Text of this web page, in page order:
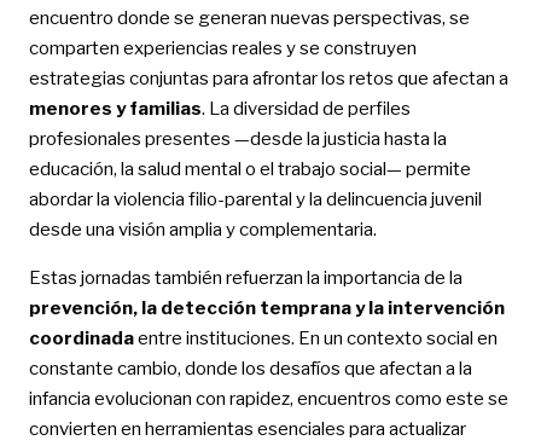
encuentro donde se generan nuevas perspectivas, se
comparten experiencias reales y se construyen
estrategias conjuntas para afrontar los retos que afectan a
menores y familias. La diversidad de perfiles
profesionales presentes —desde la justicia hasta la
educación, la salud mental o el trabajo social— permite
abordar la violencia filio-parental y la delincuencia juvenil
desde una visión amplia y complementaria.
Estas jornadas también refuerzan la importancia de la
prevención, la detección temprana y la intervención
coordinadaentre instituciones. En un contexto social en
constante cambio, donde los desafíos que afectan a la
infancia evolucionan con rapidez, encuentros como este se
convierten en herramientas esenciales para actualizar